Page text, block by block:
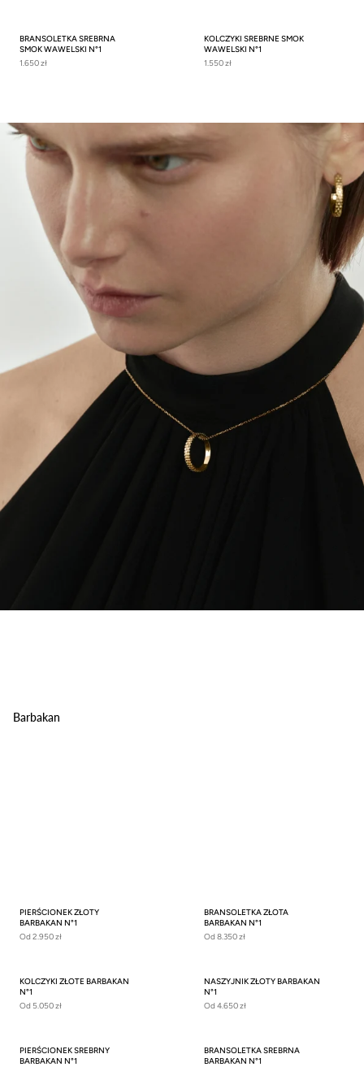
BRANSOLETKA SREBRNA
SMOK WAWELSKI N°1
1.650 zł
KOLCZYKI SREBRNE SMOK
WAWELSKI N°1
1.550 zł
Barbakan
PIERŚCIONEK ZŁOTY
BARBAKAN N°1
Od 2.950 zł
BRANSOLETKA ZŁOTA
BARBAKAN N°1
Od 8.350 zł
KOLCZYKI ZŁOTE BARBAKAN
N°1
Od 5.050 zł
NASZYJNIK ZŁOTY BARBAKAN
N°1
Od 4.650 zł
PIERŚCIONEK SREBRNY
BARBAKAN N°1
BRANSOLETKA SREBRNA
BARBAKAN N°1